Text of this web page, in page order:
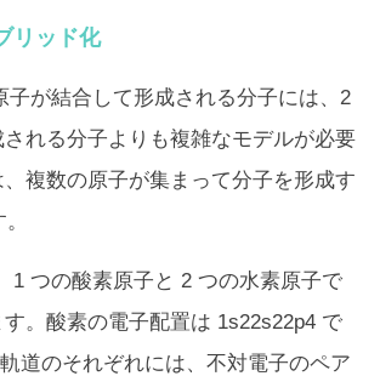
リッド化
子が結合して形成される分子には、2
れる分子よりも複雑なモデルが必要
複数の原子が集まって分子を形成す
1 つの酸素原子と 2 つの水素原子で
。酸素の電子配置は 1s22s22p4 で
道のそれぞれには、不対電子のペア